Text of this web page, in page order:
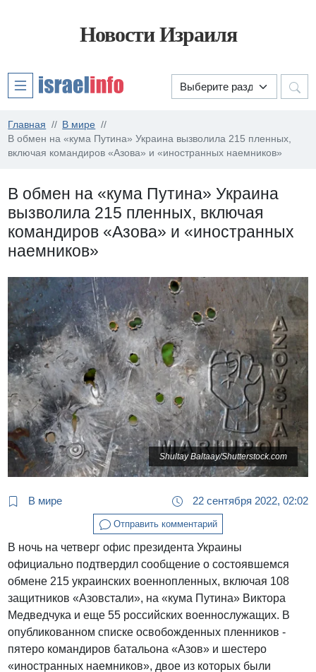
Новости Израиля
Главная
В мире
В обмен на «кума Путина» Украина вызволила 215 пленных,
включая командиров «Азова» и «иностранных наемников»
В обмен на «кума Путина» Украина
вызволила 215 пленных, включая
командиров «Азова» и «иностранных
наемников»
Shultay Baltaay/Shutterstock.com
В мире 22 сентября 2022, 02:02
Отправить комментарий
В ночь на четверг офис президента Украины
официально подтвердил сообщение о состоявшемся
обмене 215 украинских военнопленных, включая 108
защитников «Азовстали», на «кума Путина» Виктора
Медведчука и еще 55 российских военнослужащих. В
опубликованном списке освобожденных пленников -
пятеро командиров батальона «Азов» и шестеро
«иностранных наемников», двое из которых были